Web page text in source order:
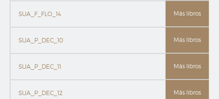
SUA_F_FLO_14 Más libros
SUA_P_DEC_10 Más libros
SUA_P_DEC_11 Más libros
SUA_P_DEC_12 Más libros